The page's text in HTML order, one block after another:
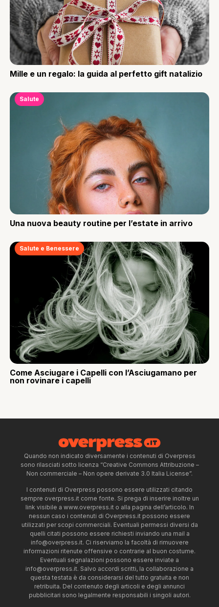
Mille e un regalo: la guida al perfetto gift natalizio
Salute
Una nuova beauty routine per l’estate in arrivo
Salute e Benessere
Come Asciugare i Capelli con l’Asciugamano per
non rovinare i capelli
Quando non indicato diversamente i contenuti di Overpress
sono rilasciati sotto licenza “Creative Commons Attribuzione –
Non commerciale – Non opere derivate 3.0 Italia License”.
I contenuti di Overpress possono essere utilizzati citando
sempre overpress.it come fonte. Si prega di inserire inoltre un
link visibile a www.overpress.it o alla pagina dell’articolo. In
nessun caso i contenuti di Overpress.it possono essere
utilizzati per scopi commerciali. Eventuali permessi diversi da
quelli citati possono essere richiesti inviando una mail a
info@overpress.it. Ci riserviamo la facoltà di rimuovere
informazioni ritenute offensive o contrarie al buon costume.
Eventuali segnalazioni possono essere inviate a
info@overpress.it. Salvo accordi scritti, la collaborazione a
questa testata è da considerarsi del tutto gratuita e non
retribuita. Del contenuto degli articoli e degli annunci
pubblicitari sono legalmente responsabili i singoli autori.